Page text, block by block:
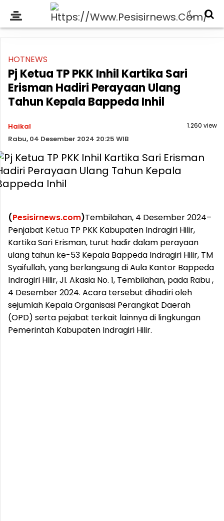
HOTNEWS
Pj Ketua TP PKK Inhil Kartika Sari
Erisman Hadiri Perayaan Ulang
Tahun Kepala Bappeda Inhil
Haikal
Rabu, 04 Desember 2024 20:25 WIB
1.260 view
(Pesisirnews.com)Tembilahan, 4 Desember 2024–
Penjabat Ketua TP PKK Kabupaten Indragiri Hilir,
Kartika Sari Erisman, turut hadir dalam perayaan
ulang tahun ke-53 Kepala Bappeda Indragiri Hilir, TM
Syaifullah, yang berlangsung di Aula Kantor Bappeda
Indragiri Hilir, Jl. Akasia No. 1, Tembilahan, pada Rabu ,
4 Desember 2024. Acara tersebut dihadiri oleh
sejumlah Kepala Organisasi Perangkat Daerah
(OPD) serta pejabat terkait lainnya di lingkungan
Pemerintah Kabupaten Indragiri Hilir.